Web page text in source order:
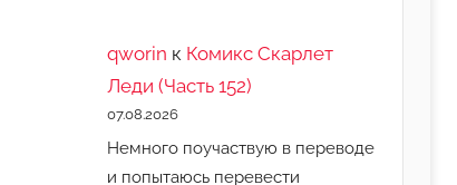
qworin к Комикс Скарлет
Леди (Часть 152)
07.08.2026
Немного поучаствую в переводе
и попытаюсь перевести